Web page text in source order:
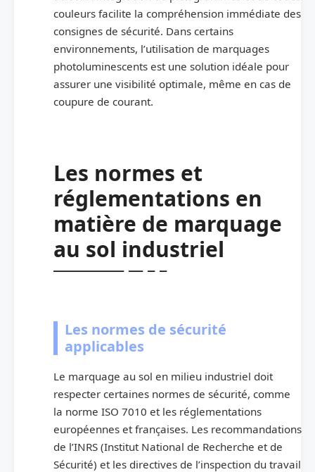
couleurs facilite la compréhension immédiate des
consignes de sécurité. Dans certains
environnements, l’utilisation de marquages
photoluminescents est une solution idéale pour
assurer une visibilité optimale, même en cas de
coupure de courant.
Les normes et
réglementations en
matière de marquage
au sol industriel
Les normes de sécurité
applicables
Le marquage au sol en milieu industriel doit
respecter certaines normes de sécurité, comme
la norme ISO 7010 et les réglementations
européennes et françaises. Les recommandations
de l’INRS (Institut National de Recherche et de
Sécurité) et les directives de l’inspection du travail